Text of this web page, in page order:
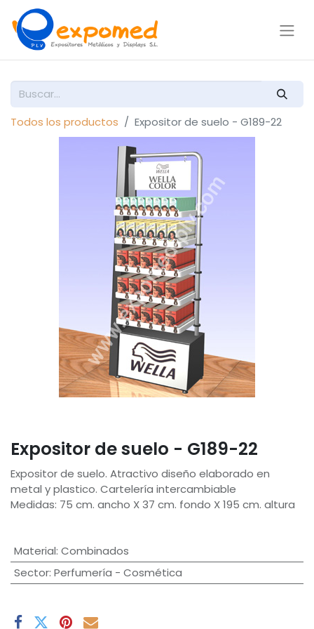
Todos los productos Expositor de suelo - G189-22
Expositor de suelo - G189-22
Expositor de suelo. Atractivo diseño elaborado en
metal y plastico. Cartelería intercambiable
Medidas: 75 cm. ancho X 37 cm. fondo X 195 cm. altura
Material: Combinados
Sector: Perfumería - Cosmética